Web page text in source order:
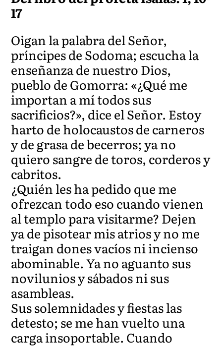
17
Oigan la palabra del Señor,
príncipes de Sodoma; escucha la
enseñanza de nuestro Dios,
pueblo de Gomorra: «¿Qué me
importan a mí todos sus
sacrificios?», dice el Señor. Estoy
harto de holocaustos de carneros
y de grasa de becerros; ya no
quiero sangre de toros, corderos y
cabritos.
¿Quién les ha pedido que me
ofrezcan todo eso cuando vienen
al templo para visitarme? Dejen
ya de pisotear mis atrios y no me
traigan dones vacíos ni incienso
abominable. Ya no aguanto sus
novilunios y sábados ni sus
asambleas.
Sus solemnidades y fiestas las
detesto; se me han vuelto una
carga insoportable. Cuando